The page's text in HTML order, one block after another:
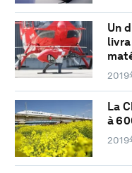
Un
2019
La
à
2019